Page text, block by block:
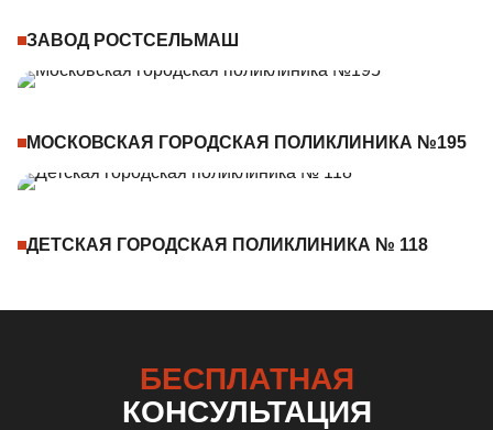
ЗАВОД РОСТСЕЛЬМАШ
МОСКОВСКАЯ ГОРОДСКАЯ ПОЛИКЛИНИКА №195
ДЕТСКАЯ ГОРОДСКАЯ ПОЛИКЛИНИКА № 118
БЕСПЛАТНАЯ
КОНСУЛЬТАЦИЯ